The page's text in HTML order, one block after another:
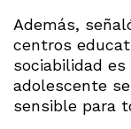
Además,
centros
sociabilidad
adolescente
sensible para